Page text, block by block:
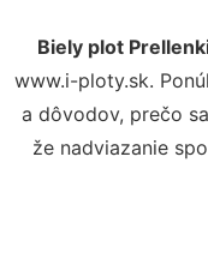
Biely plot
www.i-ploty.sk.
a dôvodov, prečo
že nadviazanie